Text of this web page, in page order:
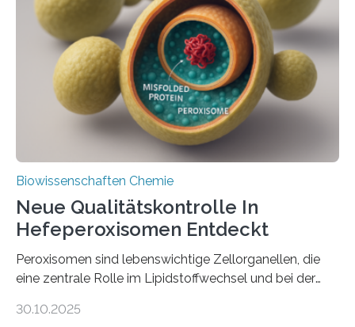
Biowissenschaften Chemie
Neue Qualitätskontrolle In
Hefeperoxisomen Entdeckt
Peroxisomen sind lebenswichtige Zellorganellen, die
eine zentrale Rolle im Lipidstoffwechsel und bei der
erfüllen können, müssen zahlreiche Enzyme präzise in
30.10.2025